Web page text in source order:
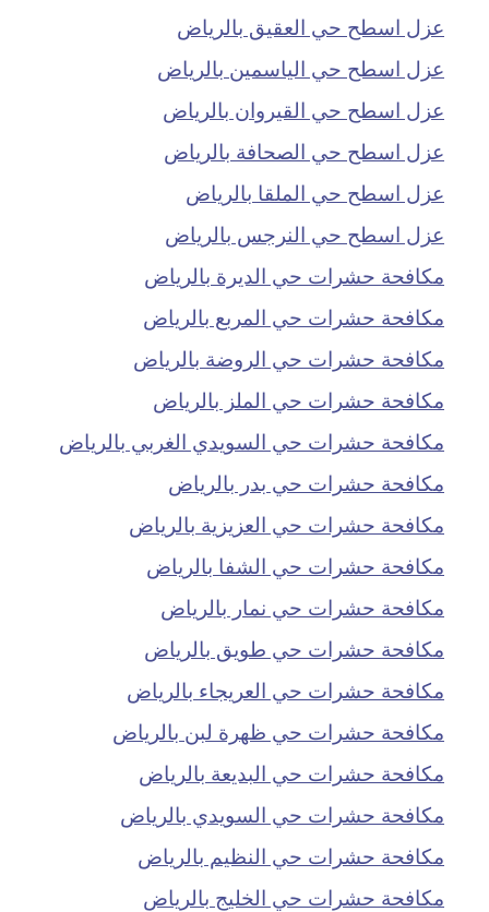
عزل اسطح حي العقيق بالرياض
عزل اسطح حي الياسمين بالرياض
عزل اسطح حي القيروان بالرياض
عزل اسطح حي الصحافة بالرياض
عزل اسطح حي الملقا بالرياض
عزل اسطح حي النرجس بالرياض
مكافحة حشرات حي الديرة بالرياض
مكافحة حشرات حي المربع بالرياض
مكافحة حشرات حي الروضة بالرياض
مكافحة حشرات حي الملز بالرياض
مكافحة حشرات حي السويدي الغربي بالرياض
مكافحة حشرات حي بدر بالرياض
مكافحة حشرات حي العزيزية بالرياض
مكافحة حشرات حي الشفا بالرياض
مكافحة حشرات حي نمار بالرياض
مكافحة حشرات حي طويق بالرياض
مكافحة حشرات حي العريجاء بالرياض
مكافحة حشرات حي ظهرة لبن بالرياض
مكافحة حشرات حي البديعة بالرياض
مكافحة حشرات حي السويدي بالرياض
مكافحة حشرات حي النظيم بالرياض
مكافحة حشرات حي الخليج بالرياض